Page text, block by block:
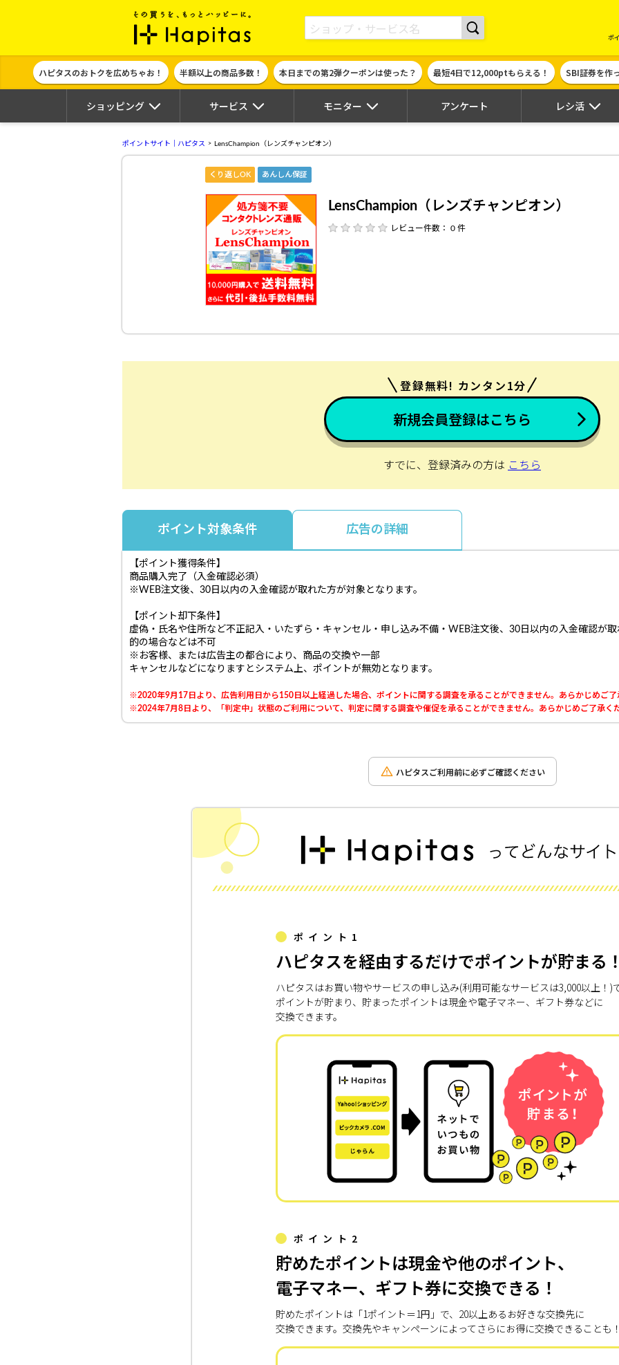
ポイント貯めて現金やギフト券に交換できるポイントサイト | ハピタス
ポ
ハピタスのおトクを広めちゃお！ 半額以上の商品多数！ 本日までの第2弾クーポンは使った？ 最短4日で12,000ptもらえる！ SBI証券を作
ショッピング サービス モニター アンケート レシ活
ポイントサイト｜ハピタス LensChampion（レンズチャンピオン）
くり返しOK あんしん保証
LensChampion（レンズチャンピオン）
レビュー件数： 0 件
登録無料! カンタン1分
新規会員登録はこちら
すでに、登録済みの方は こちら
ポイント対象条件 広告の詳細
【ポイント獲得条件】
商品購入完了（入金確認必須）
※WEB注文後、30日以内の入金確認が取れた方が対象となります。
【ポイント却下条件】
虚偽・氏名や住所など不正記入・いたずら・キャンセル・申し込み不備・WEB注文後、30日以内の入金確認が
的の場合などは不可
※お客様、または広告主の都合により、商品の交換や一部
キャンセルなどになりますとシステム上、ポイントが無効となります。
※2020年9月17日より、広告利用日から150日以上経過した場合、ポイントに関する調査を承ることができません。あらかじめご了
※2024年7月8日より、「判定中」状態のご利用について、判定に関する調査や催促を承ることができません。あらかじめご了承く
ハピタスご利用前に必ずご確認ください
ポイント1
ハピタスを経由するだけでポイントが貯まる
ハピタスはお買い物やサービスの申し込み(利用可能なサービスは3,000以上！)
ポイントが貯まり、貯まったポイントは現金や電子マネー、ギフト券などに
交換できます。
ポイント2
貯めたポイントは現金や他のポイント、
電子マネー、ギフト券に交換できる！
貯めたポイントは「1ポイント＝1円」で、20以上あるお好きな交換先に
交換できます。交換先やキャンペーンによってさらにお得に交換できることも